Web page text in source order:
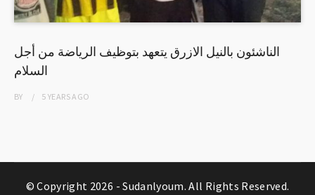
الناشئون بالنيل الازرق يتعهد بتوظيف الرياضة من أجل
السلام
BY 5 YEARSAGO
© Copyright 2026 -Sudanlyoum. All Rights Reserved.